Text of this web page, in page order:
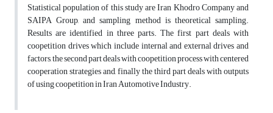
Statistical population of this study are Iran Khodro Company and
SAIPA Group, and sampling method is theoretical sampling.
Results are identified in three parts. The first part deals with
coopetition drives which include internal and external drives and
factors, the second part deals with coopetition process with centered
cooperation strategies and, finally the third part deals with outputs
of using coopetition in Iran Automotive Industry.